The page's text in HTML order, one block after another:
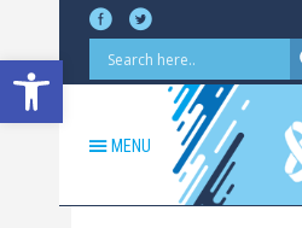
Abrir barra de herramientas
MENU